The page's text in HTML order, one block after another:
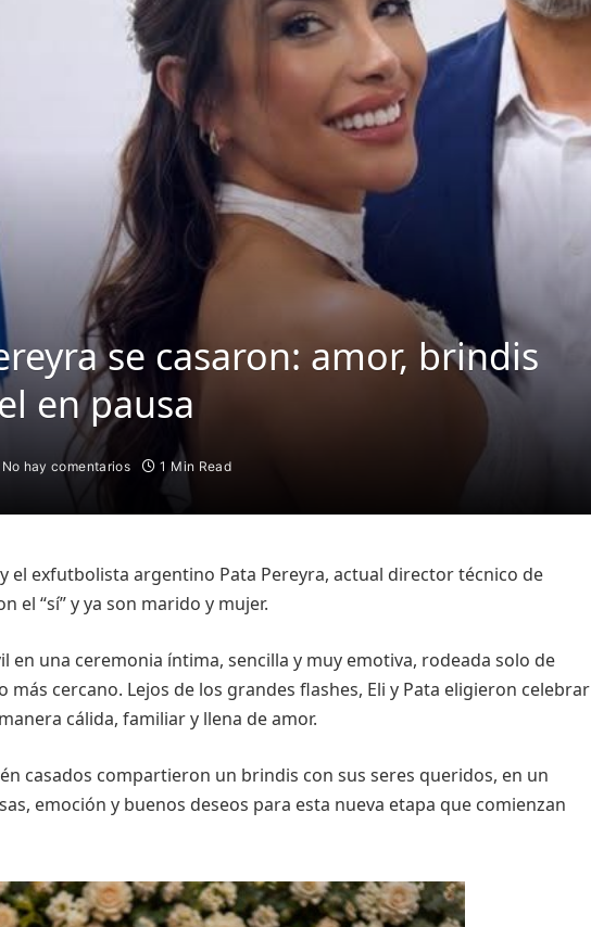
se casaron: amor, brindis
en pausa
No hay comentarios 1 Min Read
el exfutbolista argentino Pata Pereyra, actual director técnico de
el “sí” y ya son marido y mujer.
en una ceremonia íntima, sencilla y muy emotiva, rodeada solo de
cercano. Lejos de los grandes flashes, Eli y Pata eligieron celebrar
cálida, familiar y llena de amor.
casados compartieron un brindis con sus seres queridos, en un
emoción y buenos deseos para esta nueva etapa que comienzan